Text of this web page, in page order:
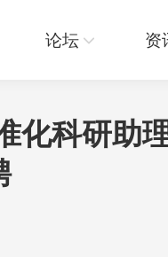
论坛 资
化科研助
资讯